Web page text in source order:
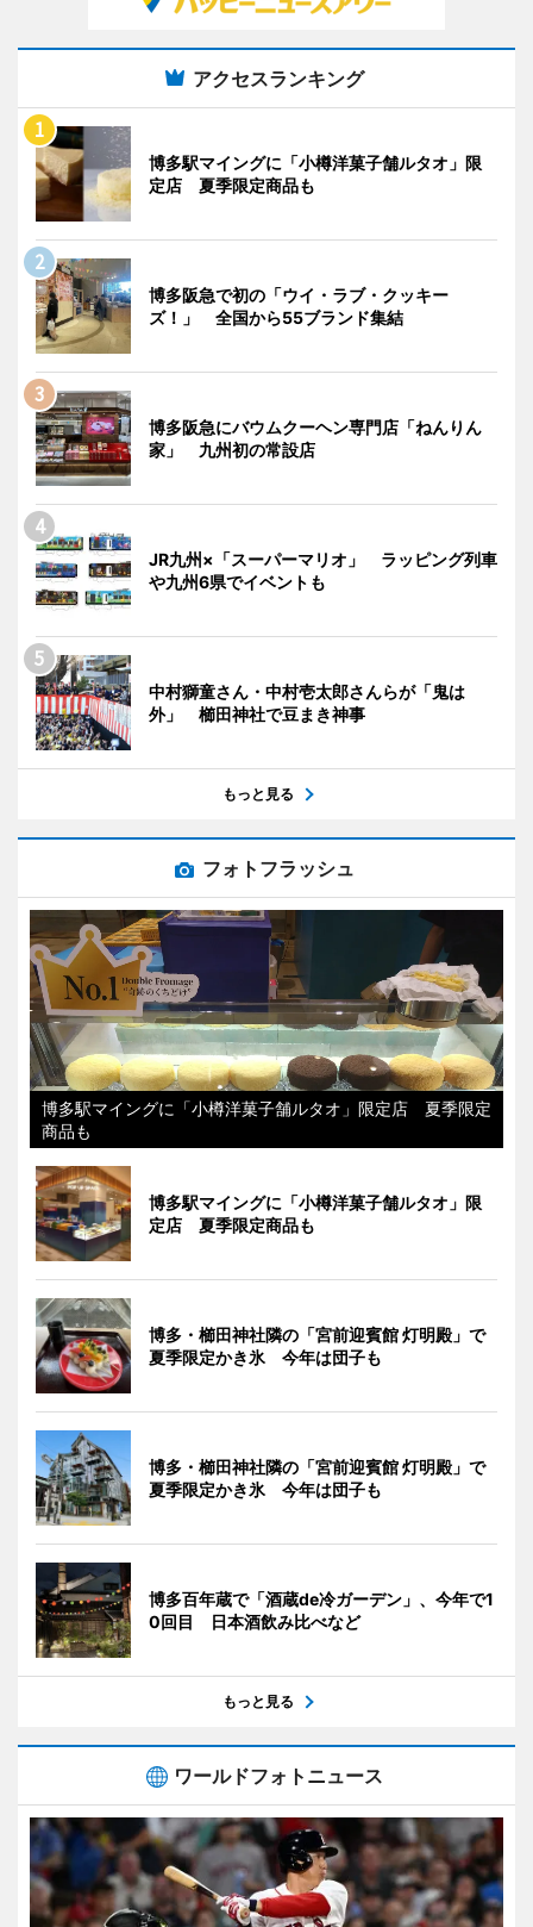
アクセスランキング
博多駅マイングに「小樽洋菓子舗ルタオ」限
定店 夏季限定商品も
博多阪急で初の「ウイ・ラブ・クッキー
ズ！」 全国から55ブランド集結
博多阪急にバウムクーヘン専門店「ねんりん
家」 九州初の常設店
JR九州×「スーパーマリオ」 ラッピング列車
や九州6県でイベントも
中村獅童さん・中村壱太郎さんらが「鬼は
外」 櫛田神社で豆まき神事
もっと見る
フォトフラッシュ
博多駅マイングに「小樽洋菓子舗ルタオ」限定店 夏季限定
商品も
博多駅マイングに「小樽洋菓子舗ルタオ」限
定店 夏季限定商品も
博多・櫛田神社隣の「宮前迎賓館 灯明殿」で
夏季限定かき氷 今年は団子も
博多・櫛田神社隣の「宮前迎賓館 灯明殿」で
夏季限定かき氷 今年は団子も
博多百年蔵で「酒蔵de冷ガーデン」、今年で1
0回目 日本酒飲み比べなど
もっと見る
ワールドフォトニュース